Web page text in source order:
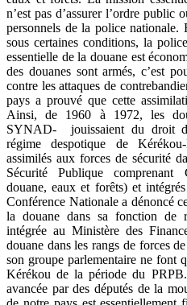
n’est pas d’assurer l’ordre public
personnels de la police nationale.
sous certaines conditions, la
essentielle de la douane est
des douanes sont armés, c’est
contre les attaques de
pays a prouvé que cette
Ainsi, de 1960 à 1972, les
SYNAD- jouissaient du droit
régime despotique de
assimilés aux forces de sécurité
Sécurité Publique comprenant
douane, eaux et forêts) et
Conférence Nationale a dénoncé
la douane dans sa fonction de
intégrée au Ministère des
douane dans les rangs de forces
son groupe parlementaire ne font
Kérékou de la période du
avancée par des députés de la